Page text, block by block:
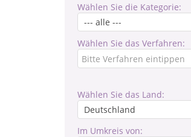
Wählen Sie die Kategorie:
Wählen Sie das Verfahren:
Wählen Sie das Land:
Im Umkreis von: